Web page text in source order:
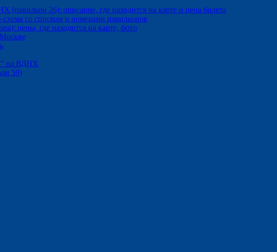
26): описание, где находится на карте и цена билета
со списком и номерами павильонов
цены, где находится на карте, фото
на ВДНХ
59)